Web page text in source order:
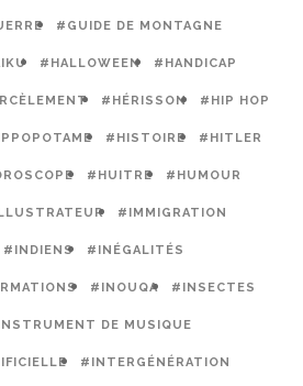
#GUIDE DE MONTAGNE
#HALLOWEEN #HANDICAP
#HÉRISSON #HIP HOP
#HISTOIRE #HITLER
#HUITRE #HUMOUR
#IMMIGRATION
#INDIENS #INÉGALITÉS
#INOUQA #INSECTES
DE MUSIQUE
#INTERGÉNÉRATION